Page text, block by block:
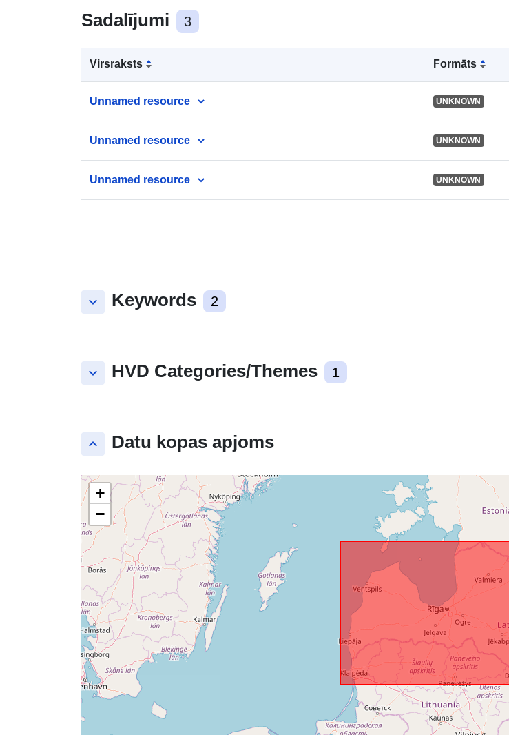
Sadalījumi 3
Virsraksts Formāts
Unnamed resource UNKNOWN
Unnamed resource UNKNOWN
Unnamed resource UNKNOWN
keyboard_arrow_down Keywords 2
keyboard_arrow_down HVD Categories/Themes 1
keyboard_arrow_up Datu kopas apjoms
+
−